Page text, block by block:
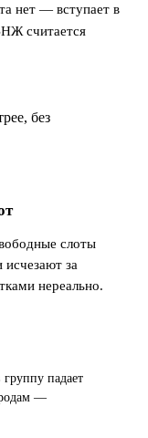
нет — вступает в
считается
без
слоты
исчезают за
нереально.
группу падает
—